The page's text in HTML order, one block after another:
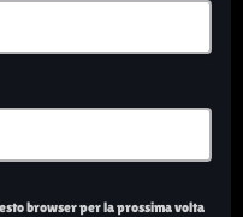
browser per la prossima volta